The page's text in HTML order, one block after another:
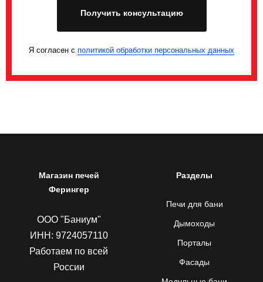
Получить консультацию
Я согласен с политикой обработки персональных данных
Магазин печей
Ферингер
ООО "Баниум"
ИНН: 9724057110
Работаем по всей
России
Разделы
Печи для бани
Дымоходы
Порталы
Фасады